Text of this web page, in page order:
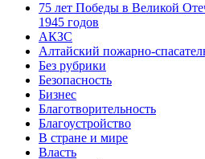
75 лет Победы в Великой
1945 годов
АКЗС
Алтайский пожарно-
Без рубрики
Безопасность
Бизнес
Благотворительность
Благоустройство
В стране и мире
Власть